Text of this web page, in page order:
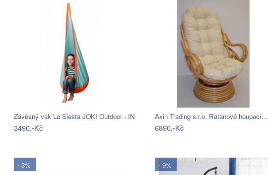
Závěsný vak La Siesta JOKI Outdoor - IN
3490,-Kč
Axin Trading s.r.o. Ratanové houpací…
6890,-Kč
- 3% - 9%